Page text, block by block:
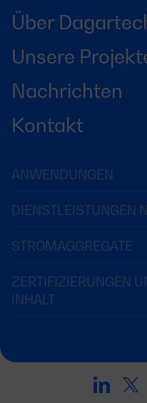
Über
Unsere
Nachrichten
Kontakt
ANWENDUNGEN
DIENSTLEISTUNGEN
STROMAGGREGATE
ZERTIFIZIERUNGEN
INHALT